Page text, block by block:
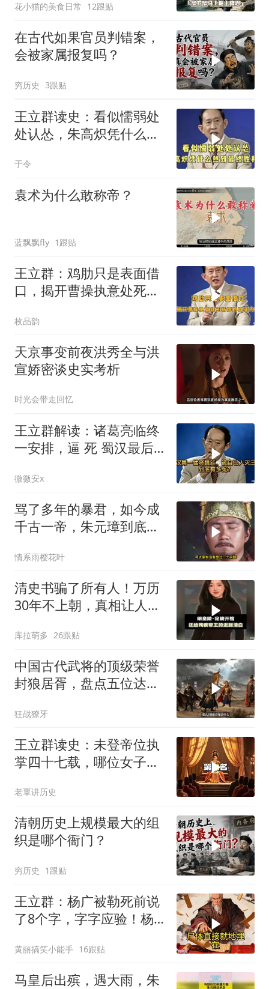
花小猫的美食日常 12跟贴
在古代如果官员判错案，
会被家属报复吗？
穷历史 3跟贴
王立群读史：看似懦弱处
处认怂，朱高炽凭什么熬
于令
袁术为什么敢称帝？
蓝飘飘fly 1跟贴
王立群：鸡肋只是表面借
口，揭开曹操执意处死杨
枚品韵
天京事变前夜洪秀全与洪
宣娇密谈史实考析
时光会带走回忆
王立群解读：诸葛亮临终
一安排，逼 死 蜀汉最后
微微安x
骂了多年的暴君，如今成
千古一帝，朱元璋到底冤
情系雨樱花叶
清史书骗了所有人！万历
30年不上朝，真相让人心
库拉萌多 26跟贴
中国古代武将的顶级荣誉
封狼居胥，盘点五位达到
狂战獠牙
王立群读史：未登帝位执
掌四十七载，哪位女子让
老覃讲历史
清朝历史上规模最大的组
织是哪个衙门？
穷历史 1跟贴
王立群：杨广被勒死前说
了8个字，字字应验！杨
爹埋下的雷
黄丽搞笑小能手 16跟贴
马皇后出殡，遇大雨，朱